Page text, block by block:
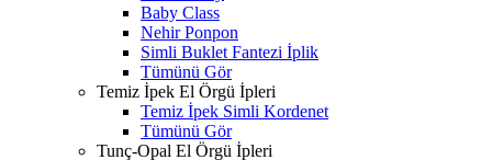
Baby Class
Nehir Ponpon
Simli Buklet Fantezi İplik
Tümünü Gör
Temiz İpek El Örgü İpleri
Temiz İpek Simli Kordenet
Tümünü Gör
Tunç-Opal El Örgü İpleri